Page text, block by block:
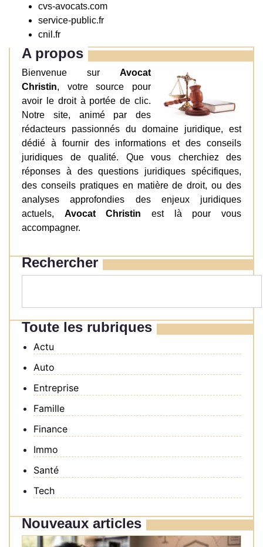
cvs-avocats.com
service-public.fr
cnil.fr
A propos
Bienvenue sur Avocat
Christin, votre source pour
avoir le droit à portée de clic.
Notre site, animé par des
rédacteurs passionnés du domaine juridique, est
dédié à fournir des informations et des conseils
juridiques de qualité. Que vous cherchiez des
réponses à des questions juridiques spécifiques,
des conseils pratiques en matière de droit, ou des
analyses approfondies des enjeux juridiques
actuels, Avocat Christin est là pour vous
accompagner.
Rechercher
Toute les rubriques
Actu
Auto
Entreprise
Famille
Finance
Immo
Santé
Tech
Nouveaux articles